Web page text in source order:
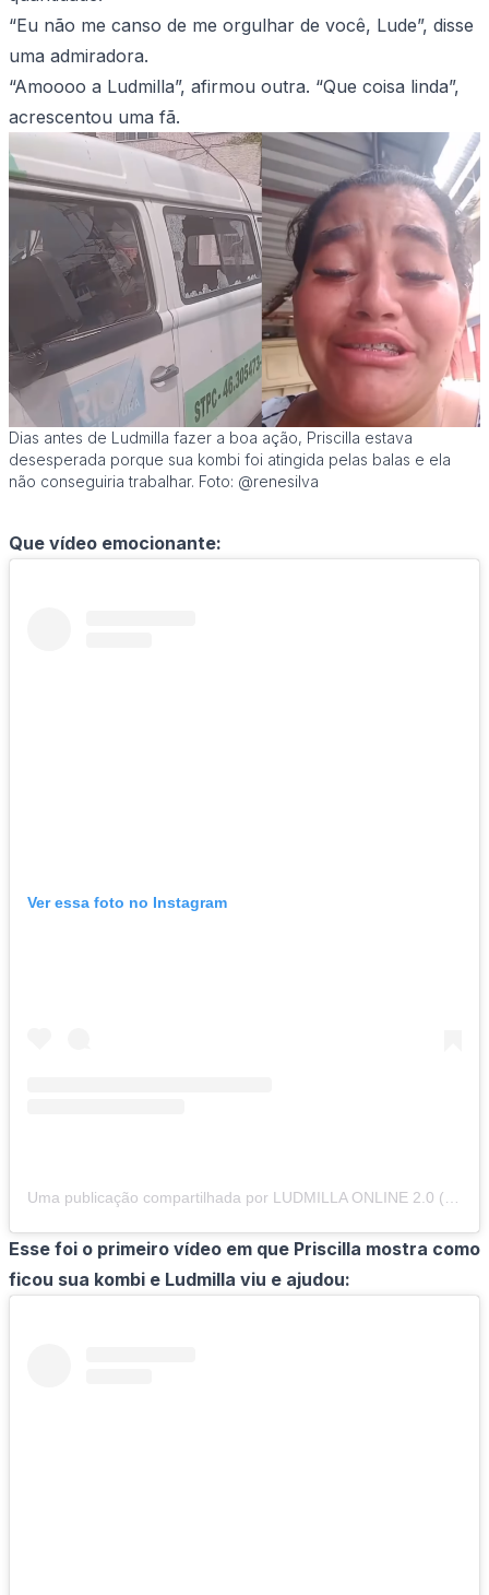
“Eu não me canso de me orgulhar de você, Lude”, disse
uma admiradora.
“Amoooo a Ludmilla”, afirmou outra. “Que coisa linda”,
acrescentou uma fã.
Dias antes de Ludmilla fazer a boa ação, Priscilla estava
desesperada porque sua kombi foi atingida pelas balas e ela
não conseguiria trabalhar. Foto: @renesilva
Que vídeo emocionante:
Ver essa foto no Instagram
Esse foi o primeiro vídeo em que Priscilla mostra como
ficou sua kombi e Ludmilla viu e ajudou: